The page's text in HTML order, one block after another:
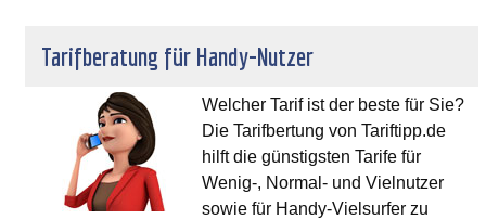
Tarifberatung für Handy-Nutzer
Welcher Tarif ist der beste für Sie?
Die Tarifbertung von Tariftipp.de
hilft die günstigsten Tarife für
Wenig-, Normal- und Vielnutzer
sowie für Handy-Vielsurfer zu